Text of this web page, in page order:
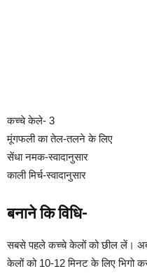
कच्चे केले- 3
मूंगफली का तेल-तलने के लिए
सेंधा नमक-स्वादानुसार
काली मिर्च-स्वादानुसार
बनाने कि विधि-
सबसे पहले कच्चे केलों को छील लें।
केलों को 10-12 मिनट के लिए भिगो